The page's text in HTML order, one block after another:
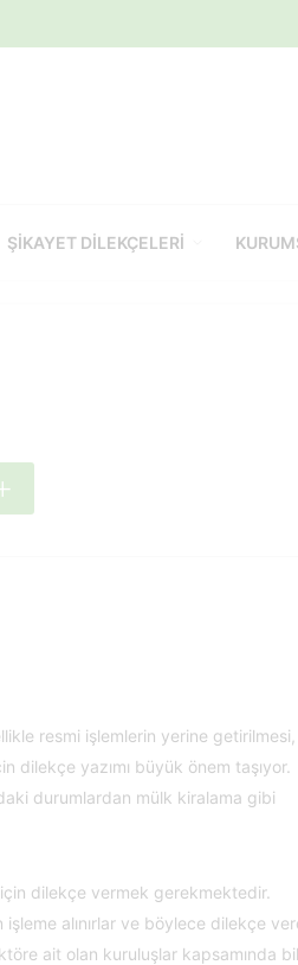
ŞIKAYET DILEKÇELERI
resmi işlemlerin yerine getirilmesi,
dilekçe yazımı büyük önem taşıyor.
durumlardan mülk kiralama gibi
dilekçe vermek gerekmektedir.
alınırlar ve böylece dilekçe
ait olan kuruluşlar kapsamında